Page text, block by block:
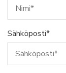
Sähköposti*